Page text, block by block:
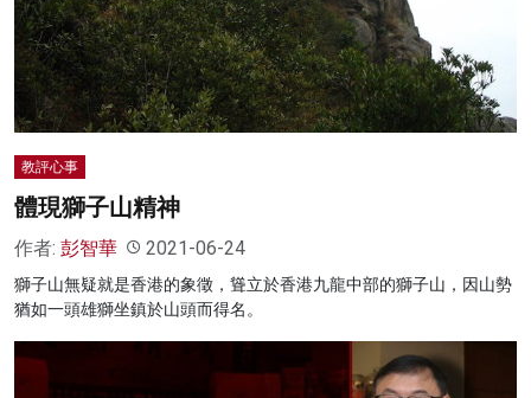
教評心事
體現獅子山精神
作者: 彭智華 2021-06-24
獅子山無疑就是香港的象徵，聳立於香港九龍中部的獅子山，因山勢
猶如一頭雄獅坐鎮於山頭而得名。